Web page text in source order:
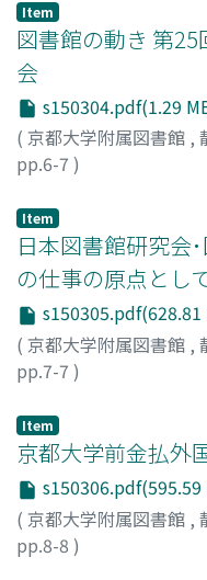
Item
図書館の動き 第
会
s150304.pdf(1.29
( 京都大学附属図書館 ,
pp.6-7 )
Item
日本図書館研究会
の仕事の原点とし
s150305.pdf(628.81
( 京都大学附属図書館 ,
pp.7-7 )
Item
京都大学前金払外
s150306.pdf(595.59
( 京都大学附属図書館 ,
pp.8-8 )